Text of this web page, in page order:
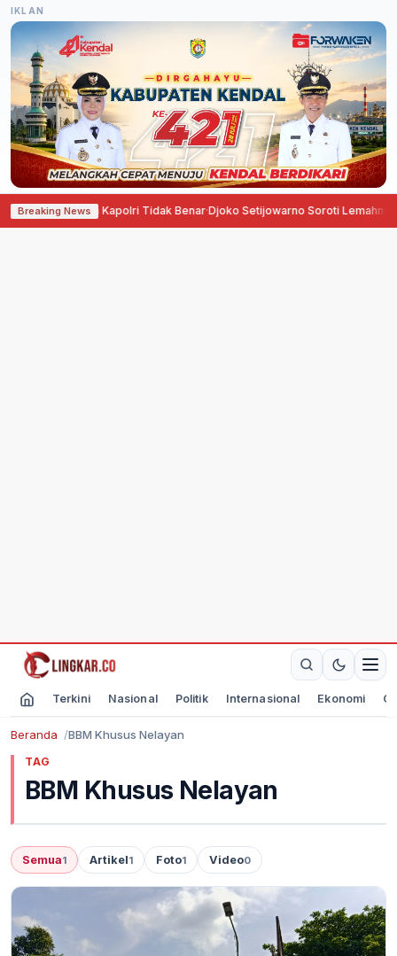
IKLAN
Breaking News
Penggantian Kapolri Tidak Benar·Djoko Setijowarno Soroti Lemahnya
Terkini Nasional Politik Internasional Ekonomi
Beranda BBM Khusus Nelayan
TAG
BBM Khusus Nelayan
Semua1 Artikel1 Foto1 Video0